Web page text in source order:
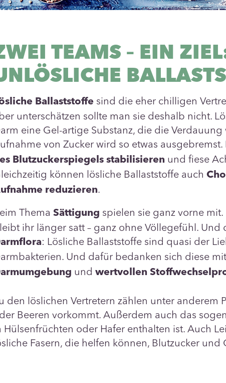
TEAMS – EIN
Ballaststoffe sind die eher chilligen
unterschätzen sollte man sie deshalb nicht.
eine Gel-artige Substanz, die die
von Zucker wird so etwas ausgebremst.
Blutzuckerspiegels stabilisieren und fiese
können lösliche Ballaststoffe auch
reduzieren.
Thema Sättigung spielen sie ganz vorne
ihr länger satt – ganz ohne Völlegefühl.
: Lösliche Ballaststoffe sind quasi der
Und dafür bedanken sich diese
und wertvollen
den löslichen Vertretern zählen unter anderem
Beeren vorkommt. Außerdem auch das
Hülsenfrüchten oder Hafer enthalten ist. Auch
Fasern, die helfen können, Blutzucker und